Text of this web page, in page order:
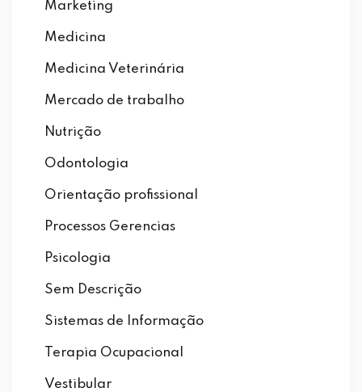
Marketing
Medicina
Medicina Veterinária
Mercado de trabalho
Nutrição
Odontologia
Orientação profissional
Processos Gerencias
Psicologia
Sem Descrição
Sistemas de Informação
Terapia Ocupacional
Vestibular